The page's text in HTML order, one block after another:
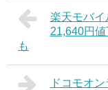
楽天モバ
21,640円
も
ドコモオ